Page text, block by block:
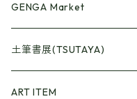
GENGA Market
●Artrooming Market
【Artrooming Shop】
●原画廊+Artrooming Shop
土筆書展(TSUTAYA)
画収集
ART ITEM